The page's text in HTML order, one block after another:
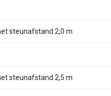
steunafstand 2,0 m
steunafstand 2,5 m